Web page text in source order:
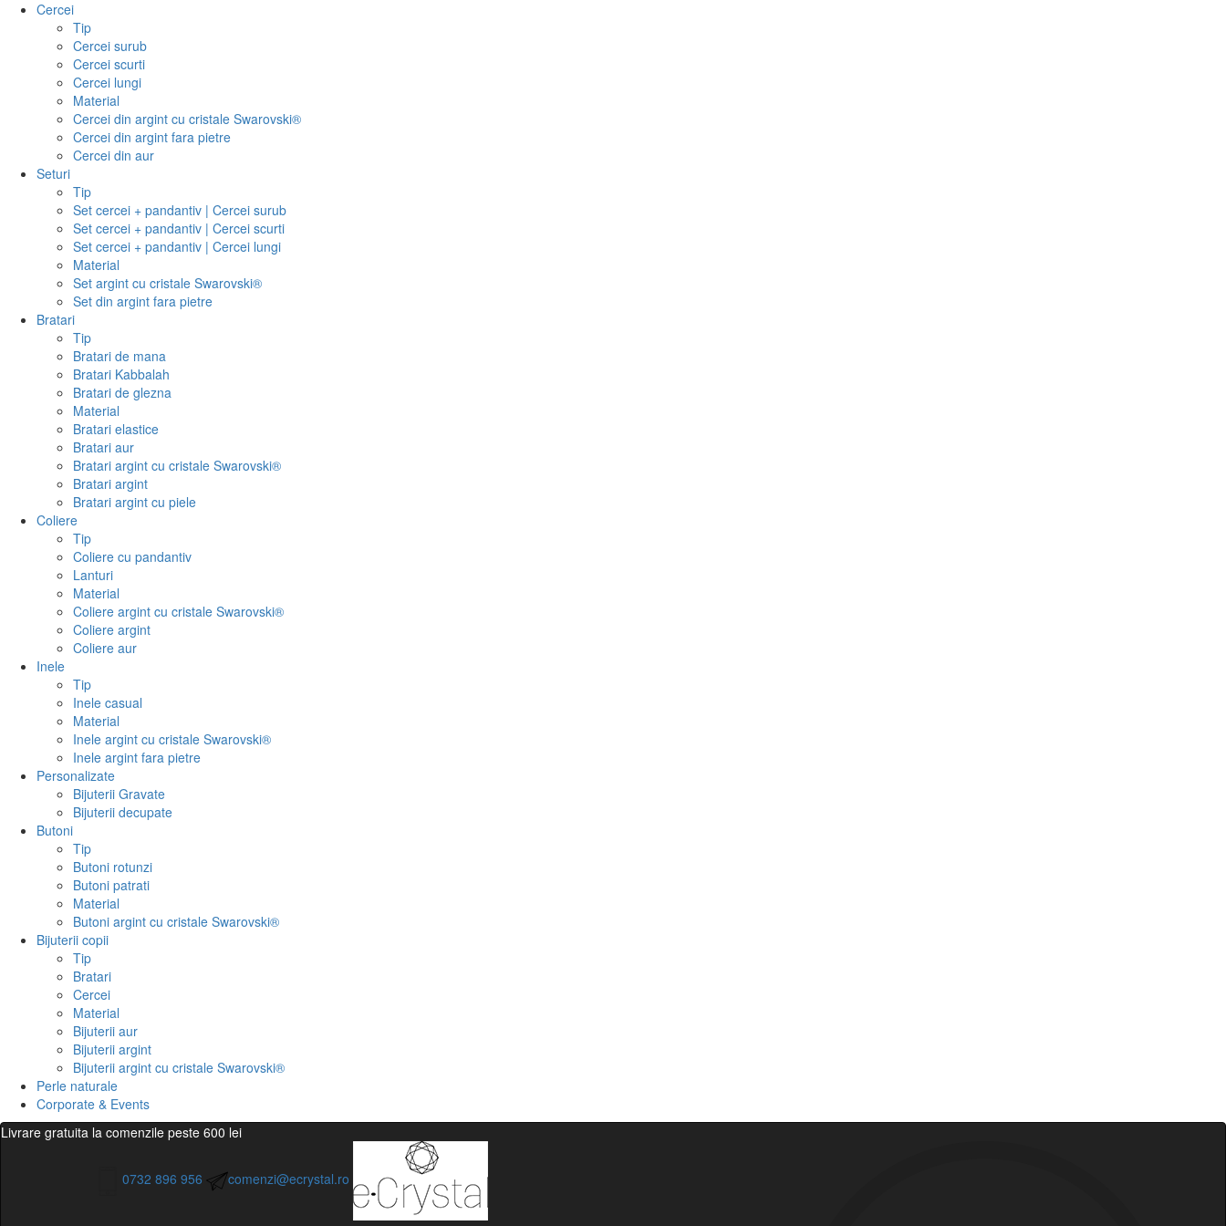
Cercei
Tip
Cercei surub
Cercei scurti
Cercei lungi
Material
Cercei din argint cu cristale Swarovski®
Cercei din argint fara pietre
Cercei din aur
Seturi
Tip
Set cercei + pandantiv | Cercei surub
Set cercei + pandantiv | Cercei scurti
Set cercei + pandantiv | Cercei lungi
Material
Set argint cu cristale Swarovski®
Set din argint fara pietre
Bratari
Tip
Bratari de mana
Bratari Kabbalah
Bratari de glezna
Material
Bratari elastice
Bratari aur
Bratari argint cu cristale Swarovski®
Bratari argint
Bratari argint cu piele
Coliere
Tip
Coliere cu pandantiv
Lanturi
Material
Coliere argint cu cristale Swarovski®
Coliere argint
Coliere aur
Inele
Tip
Inele casual
Material
Inele argint cu cristale Swarovski®
Inele argint fara pietre
Personalizate
Bijuterii Gravate
Bijuterii decupate
Butoni
Tip
Butoni rotunzi
Butoni patrati
Material
Butoni argint cu cristale Swarovski®
Bijuterii copii
Tip
Bratari
Cercei
Material
Bijuterii aur
Bijuterii argint
Bijuterii argint cu cristale Swarovski®
Perle naturale
Corporate & Events
Livrare gratuita la comenzile peste 600 lei
0732 896 956 comenzi@ecrystal.ro